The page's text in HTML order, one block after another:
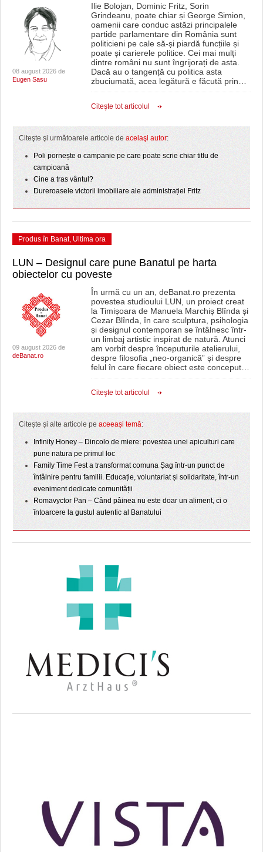
08 august 2026 de
Eugen Sasu
Ilie Bolojan, Dominic Fritz, Sorin
Grindeanu, poate chiar și George Simion,
oamenii care conduc astăzi principalele
partide parlamentare din România sunt
politicieni pe cale să-și piardă funcțiile și
poate și carierele politice. Cei mai mulți
dintre români nu sunt îngrijorați de asta.
Dacă au o tangență cu politica asta
zbuciumată, acea legătură e făcută prin
Citeşte tot articolul
Citeşte şi următoarele articole de acelaşi autor:
Poli pornește o campanie pe care poate scrie chiar titlu de
campioană
Cine a tras vântul?
Dureroasele victorii imobiliare ale administrației Fritz
Produs în Banat, Ultima ora
LUN – Designul care pune Banatul pe harta
obiectelor cu poveste
09 august 2026 de
deBanat.ro
În urmă cu un an, deBanat.ro prezenta
povestea studioului LUN, un proiect creat
la Timișoara de Manuela Marchiș Blînda și
Cezar Blînda, în care sculptura, psihologia
și designul contemporan se întâlnesc într-
un limbaj artistic inspirat de natură. Atunci
am vorbit despre începuturile atelierului,
despre filosofia „neo-organică” și despre
felul în care fiecare obiect este conceput…
Citeşte tot articolul
Citește și alte articole pe aceeași temă:
Infinity Honey – Dincolo de miere: povestea unei apiculturi care
pune natura pe primul loc
Family Time Fest a transformat comuna Șag într-un punct de
întâlnire pentru familii. Educație, voluntariat și solidaritate, într-un
eveniment dedicate comunității
Romavyctor Pan – Când pâinea nu este doar un aliment, ci o
întoarcere la gustul autentic al Banatului